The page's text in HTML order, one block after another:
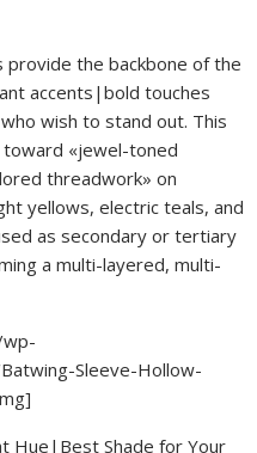
provide the backbone of the
accents|bold touches
wish to stand out. This
«jewel-toned
threadwork» on
yellows, electric teals, and
as secondary or tertiary
a multi-layered, multi-
Sleeve-Hollow-
Hue|Best Shade for Your